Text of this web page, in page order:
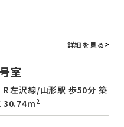
詳細を見る
室
左沢線/山形駅 歩50分 築
30.74m 2